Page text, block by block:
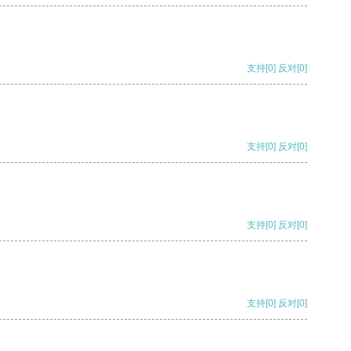
支持[0] 反对[0]
支持[0] 反对[0]
支持[0] 反对[0]
支持[0] 反对[0]